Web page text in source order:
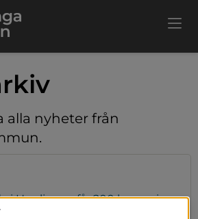
alla nyheter från
i Herrljunga får 200 kronor i
lokalt